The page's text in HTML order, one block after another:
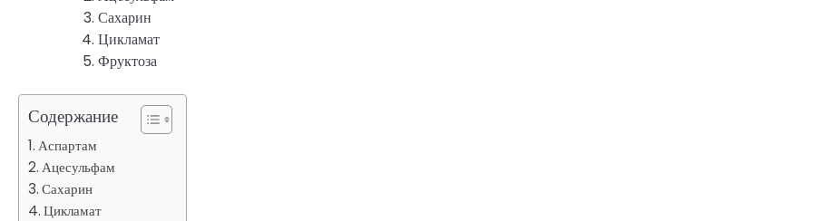
Сахарин
Цикламат
Фруктоза
Содержание
Аспартам
Ацесульфам
Сахарин
Цикламат